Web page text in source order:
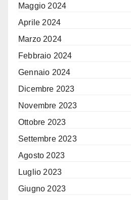
Maggio 2024
Aprile 2024
Marzo 2024
Febbraio 2024
Gennaio 2024
Dicembre 2023
Novembre 2023
Ottobre 2023
Settembre 2023
Agosto 2023
Luglio 2023
Giugno 2023